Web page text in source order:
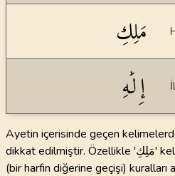
مَلِكِ
إِلَٰهِ
Ayetin içerisinde geçen
dikkat edilmiştir. Özellikle 'مَلِكِ' kelimesindeki 'ه' harfi, idgam
(bir harfin diğerine geçişi) kuralları